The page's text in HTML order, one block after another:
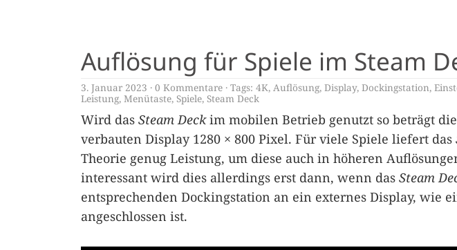
Auflösung für Spiele im Steam
3. Januar 2023 0 Kommentare Tags: 4K, Auflösung, Display, Dockingstation,
Leistung, Menütaste, Spiele, Steam Deck
Wird das Steam Deckim mobilen Betrieb genutzt so beträgt
verbauten Display 1280 × 800 Pixel. Für viele Spiele liefert das
Theorie genug Leistung, um diese auch in höheren
interessant wird dies allerdings erst dann, wenn das Steam
entsprechenden Dockingstation an ein externes Display, wie
angeschlossen ist.